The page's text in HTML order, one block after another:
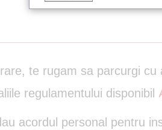
te rugam sa parcurgi
regulamentului disponibil
acordul personal pentru